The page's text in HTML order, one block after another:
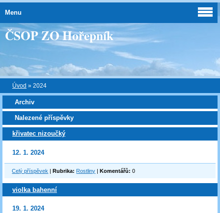
ČSOP ZO Hořepník
Úvod » 2024
Archiv
Nalezené příspěvky
křivatec nizoučký
12. 1. 2024
Celý příspěvek |Rubrika: Rostliny |Komentářů: 0
violka bahenní
19. 1. 2024
Menu